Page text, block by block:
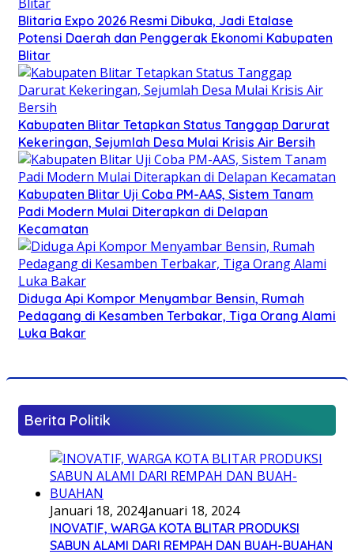
Blitaria Expo 2026 Resmi Dibuka, Jadi Etalase
Potensi Daerah dan Penggerak Ekonomi Kabupaten
Blitar
Kabupaten Blitar Tetapkan Status Tanggap Darurat
Kekeringan, Sejumlah Desa Mulai Krisis Air Bersih
Kabupaten Blitar Uji Coba PM-AAS, Sistem Tanam
Padi Modern Mulai Diterapkan di Delapan
Kecamatan
Diduga Api Kompor Menyambar Bensin, Rumah
Pedagang di Kesamben Terbakar, Tiga Orang Alami
Luka Bakar
Berita Politik
Januari 18, 2024Januari 18, 2024
INOVATIF, WARGA KOTA BLITAR PRODUKSI
SABUN ALAMI DARI REMPAH DAN BUAH-BUAHAN